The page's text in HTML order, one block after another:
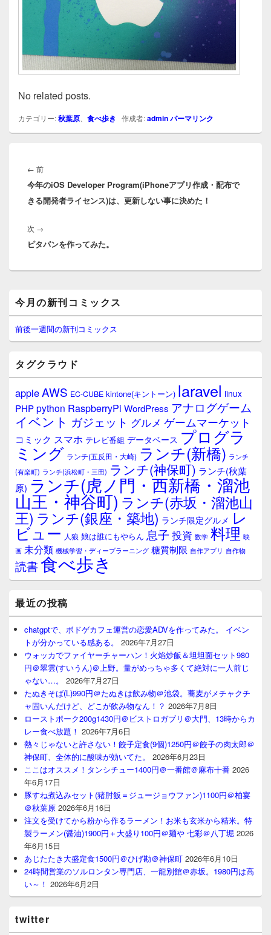
No related posts.
カテゴリー:秋葉原 食べ歩き 作成者:adminパーマリンク
稿
ナ
ビ
ゲ
シ
ョ
← 前前
の
投
今年のiOS Developer Program(iPhoneアプリ作成・配布で
きる開発者ライセンス)は、更新しない事に決めた！
次 →
の
稿:
ピタパンを作ってみた。
イ
ン
サ
イ
ウ
ィ
ジ
ェ
ア
今月の新刊コミックス
前後一週間の新刊コミックス
タグクラウド
appleAWS EC-CUBE kintone(キントーン) laravel linux
PHPpython RaspberryPi WordPress アナログゲーム
イベント ガジェット グルメ ゲームマーケット
コミック スマホ テレビ番組 データベース プログラ
ミング ランチ(五反田・大崎) ランチ(新橋) ランチ
(有楽町) ランチ(浜松町・三田) ランチ(神保町) ランチ(秋葉
原) ランチ(虎ノ門・西新橋・溜池
山王・神谷町) ランチ(赤坂・溜池山
王) ランチ(銀座・築地) ランチ限定グルメ レ
ビュー 人狼 娘は誰にもやらん 息子 投資 数学 料理 映
画 未分類 機械学習・ディープラーニング 糖質制限 自作アプリ 自作物
読書食べ歩き
最近の投稿
chatgptで、ボドゲカフェ運営の恋愛ADVを作ってみた。 イベン
トが分かっている感ある。
2026年7月27日
ウォッカでファイヤーチャーハン！火焰炒飯＆坦坦面セット980
円＠翠雲(すいうん)＠上野。量がめっちゃ多くて絶対に一人前じ
ゃない…。
2026年7月27日
たぬきそば(L)990円＠たぬきは飲み物＠池袋。蕎麦がメチャクチ
ャ固いんだけど、どこが飲み物なん！？ 2026年7月8日
ローストポーク200g1430円＠ビストロガブリ＠大門、13時からカ
レー食べ放題！ 2026年7月6日
熱々じゃないと許さない！餃子定食(9個)1250円＠餃子の肉太郎＠
神保町、全体的に酸味が効いてた。
2026年6月23日
ここはオススメ！タンシチュー1400円＠一番館＠麻布十番 2026
年6月17日
豚すね煮込みセット(猪肘飯＝ジュージョウファン)1100円＠柏宴
＠秋葉原 2026年6月16日
注文を受けてから粉から作るラーメン！お米も玄米から精米。特
製ラーメン(醤油)1900円＋大盛り100円＠麺や 七彩＠八丁堀 2026
年6月15日
あじたたき大盛定食1500円＠ひげ勘＠神保町 2026年6月10日
24時間営業のソルロンタン専門店、一龍別館＠赤坂。1980円は高
い～！ 2026年6月2日
twitter